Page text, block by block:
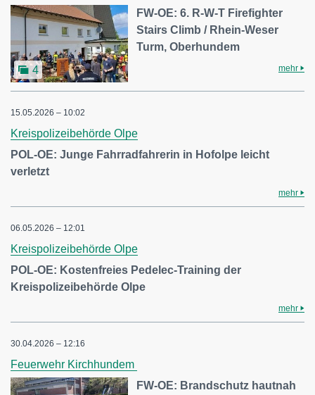
4
FW-OE: 6. R-W-T Firefighter
Stairs Climb / Rhein-Weser
Turm, Oberhundem
mehr
15.05.2026 – 10:02
Kreispolizeibehörde Olpe
POL-OE: Junge Fahrradfahrerin in Hofolpe leicht
verletzt
mehr
06.05.2026 – 12:01
Kreispolizeibehörde Olpe
POL-OE: Kostenfreies Pedelec-Training der
Kreispolizeibehörde Olpe
mehr
30.04.2026 – 12:16
Feuerwehr Kirchhundem
FW-OE: Brandschutz hautnah